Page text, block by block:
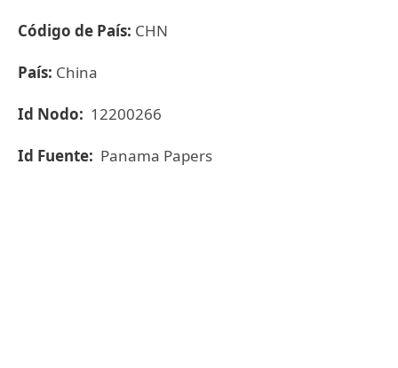
Código de País: CHN
País: China
Id Nodo: 12200266
Id Fuente: Panama Papers